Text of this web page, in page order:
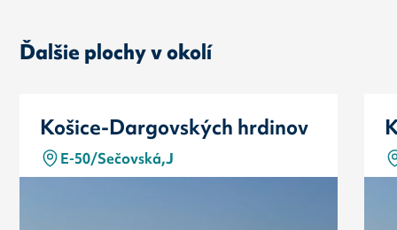
Ďalšie plochy v okolí
Košice-Dargovských hrdinov
E-50/Sečovská,J